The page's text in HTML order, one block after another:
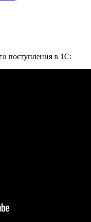
поступления в 1С: